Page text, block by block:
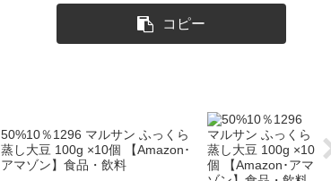
コピー
50%10％1296 マルサン ふっくら
蒸し大豆 100g ×10個 【Amazon･
アマゾン】食品・飲料